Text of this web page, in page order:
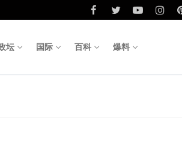
坛 国际 百科 爆料